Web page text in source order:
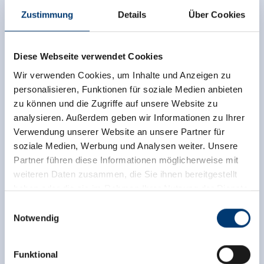
Zustimmung Details Über Cookies
Diese Webseite verwendet Cookies
Wir verwenden Cookies, um Inhalte und Anzeigen zu
personalisieren, Funktionen für soziale Medien anbieten
zu können und die Zugriffe auf unsere Website zu
analysieren. Außerdem geben wir Informationen zu Ihrer
Verwendung unserer Website an unsere Partner für
soziale Medien, Werbung und Analysen weiter. Unsere
Partner führen diese Informationen möglicherweise mit
weiteren Daten zusammen, die Sie ihnen bereitgestellt
haben oder die sie im Rahmen Ihrer Nutzung der Dienste
Rohr 23// A-6280 Zell am Ziller
Notwendig
Funktional